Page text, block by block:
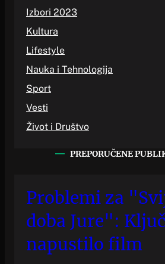
Izbori 2023
Kultura
Lifestyle
Nauka i Tehnologija
Sport
Vesti
Život i Društvo
PREPORUČENE
Problemi za
doba Jure":
napustilo film